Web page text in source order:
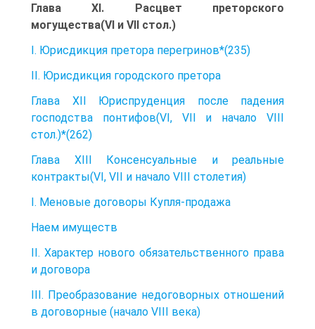
Глава XI. Расцвет преторского
могущества(VI и VII стол.)
I. Юрисдикция претора перегринов*(235)
II. Юрисдикция городского претора
Глава XII Юриспруденция после падения
господства понтифов(VI, VII и начало VIII
стол.)*(262)
Глава XIII Консенсуальные и реальные
контракты(VI, VII и начало VIII столетия)
I. Меновые договоры Купля-продажа
Наем имуществ
II. Характер нового обязательственного права
и договора
III. Преобразование недоговорных отношений
в договорные (начало VIII века)